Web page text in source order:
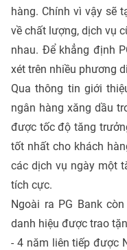
hàng. Chính vì vậy sẽ
về chất lượng, dịch vụ
nhau. Để khẳng định
xét trên nhiều phương
Qua thông tin giới
ngân hàng xăng dầu
được tốc độ tăng
tốt nhất cho khách
các dịch vụ ngày một
tích cực.
Ngoài ra PG Bank
danh hiệu được trao
- 4 năm liên tiếp được